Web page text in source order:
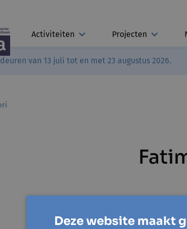
Activiteiten Projecten
van 13 juli tot en met 23 augustus 2026.
Deze website maakt